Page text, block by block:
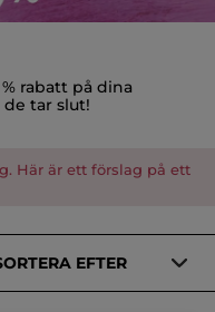
rabatt på dina
de tar slut!
Här är ett förslag på ett
EFTER